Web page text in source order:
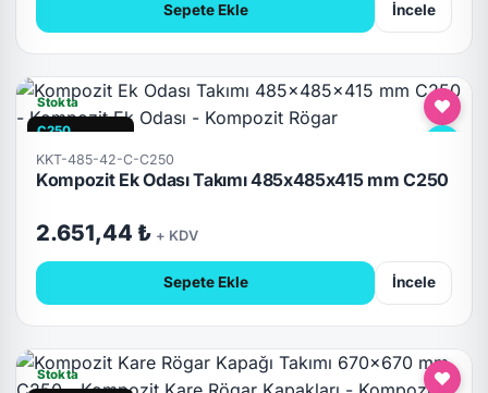
Sepete Ekle İncele
Stokta
C250
Hızlı Teslimat
KKT-485-42-C-C250
Kompozit Ek Odası Takımı 485x485x415 mm C250
2.651,44 ₺ + KDV
Sepete Ekle İncele
Stokta